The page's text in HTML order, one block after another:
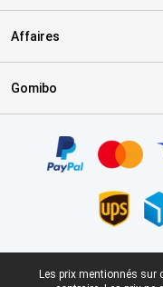
Affaires
Gomibo
Pied-de-page légal
Les prix mentionnés sur